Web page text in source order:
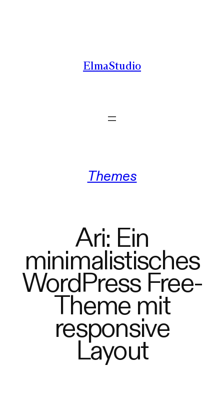
ElmaStudio
Themes
Ari: Ein
minimalistisches
WordPress Free-
Theme mit
responsive
Layout